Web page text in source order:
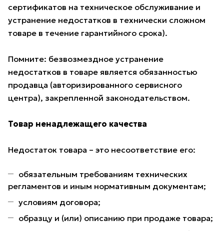
сертификатов на техническое обслуживание и
устранение недостатков в технически сложном
товаре в течение гарантийного срока).
Помните: безвозмездное устранение
недостатков в товаре является обязанностью
продавца (авторизированного сервисного
центра), закрепленной законодательством.
Товар ненадлежащего качества
Недостаток товара – это несоответствие его:
обязательным требованиям технических
регламентов и иным нормативным документам;
условиям договора;
образцу и (или) описанию при продаже товара;